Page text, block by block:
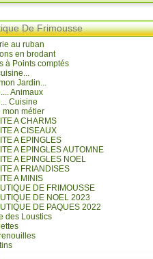
De Frimousse
au ruban
en brodant
à Points comptés
Jardin...
Animaux
Cuisine
mon métier
A CHARMS
A CISEAUX
A EPINGLES
A EPINGLES AUTOMNE
A EPINGLES NOEL
A FRIANDISES
A MINIS
DE FRIMOUSSE
DE NOEL 2023
DE PAQUES 2022
des Loustics